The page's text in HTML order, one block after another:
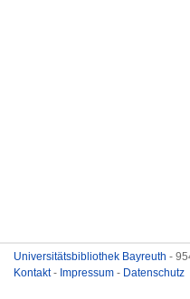
Universitätsbibliothek Bayreuth -
Kontakt- Impressum - Datenschutz